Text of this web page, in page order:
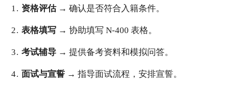
资格评估→ 确认是否符合入籍条件。
表格填写→ 协助填写 N-400 表格。
考试辅导→ 提供备考资料和模拟问答。
面试与宣誓→ 指导面试流程，安排宣誓。